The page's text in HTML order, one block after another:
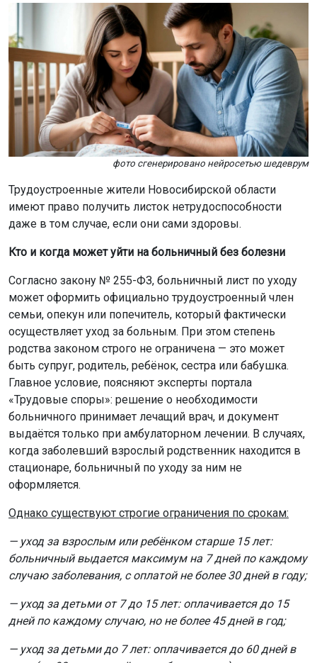
фото сгенерировано нейросетью шедеврум
Трудоустроенные жители Новосибирской области
имеют право получить листок нетрудоспособности
даже в том случае, если они сами здоровы.
Кто и когда может уйти на больничный без болезни
Согласно закону № 255-ФЗ, больничный лист по уходу
может оформить официально трудоустроенный член
семьи, опекун или попечитель, который фактически
осуществляет уход за больным. При этом степень
родства законом строго не ограничена — это может
быть супруг, родитель, ребёнок, сестра или бабушка.
Главное условие, поясняют эксперты портала
«Трудовые споры»: решение о необходимости
больничного принимает лечащий врач, и документ
выдаётся только при амбулаторном лечении. В случаях,
когда заболевший взрослый родственник находится в
стационаре, больничный по уходу за ним не
оформляется.
Однако существуют строгие ограничения по срокам:
— уход за взрослым или ребёнком старше 15 лет:
больничный выдается максимум на 7 дней по каждому
случаю заболевания, с оплатой не более 30 дней в году;
— уход за детьми от 7 до 15 лет: оплачивается до 15
дней по каждому случаю, но не более 45 дней в год;
— уход за детьми до 7 лет: оплачивается до 60 дней в